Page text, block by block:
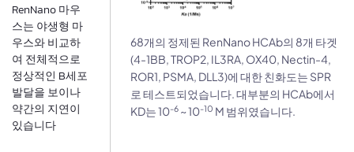
RenNano 마우
스는 야생형 마
우스와 비교하
여 전체적으로
정상적인 B세포
발달을 보이나
약간의 지연이
있습니다
68개의 정제된 RenNano HCAb의 8개 타겟
(4-1BB, TROP2, IL3RA, OX40, Nectin-4,
ROR1, PSMA, DLL3)에 대한 친화도는 SPR
로 테스트되었습니다. 대부분의 HCAb에서
KD는 10-6 ~ 10-10 M 범위였습니다.